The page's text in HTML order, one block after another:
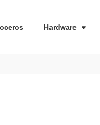
Hardware